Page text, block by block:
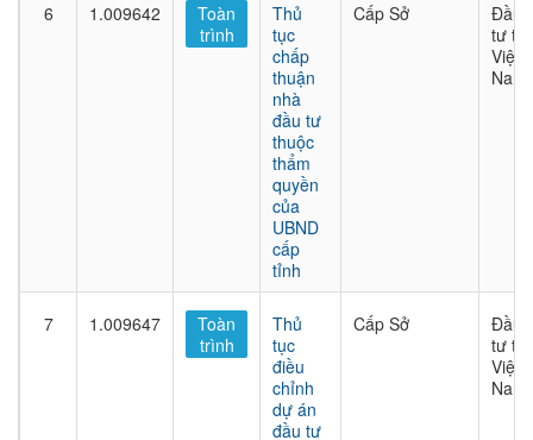
6 1.009642
Toàn
trình
Thủ
tục
chấp
thuận
nhà
đầu tư
thuộc
thẩm
quyền
của
UBND
cấp
tỉnh
Cấp Sở
Đầu
tư tại
Việt
Nam
7 1.009647
Toàn
trình
Thủ
tục
điều
chỉnh
dự án
đầu tư
Cấp Sở
Đầu
tư tại
Việt
Nam